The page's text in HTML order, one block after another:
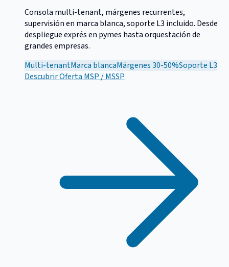
Consola multi-tenant, márgenes recurrentes,
supervisión en marca blanca, soporte L3 incluido. Desde
despliegue exprés en pymes hasta orquestación de
grandes empresas.
Multi-tenantMarca blancaMárgenes 30-50%Soporte L3
DescubrirOferta MSP / MSSP